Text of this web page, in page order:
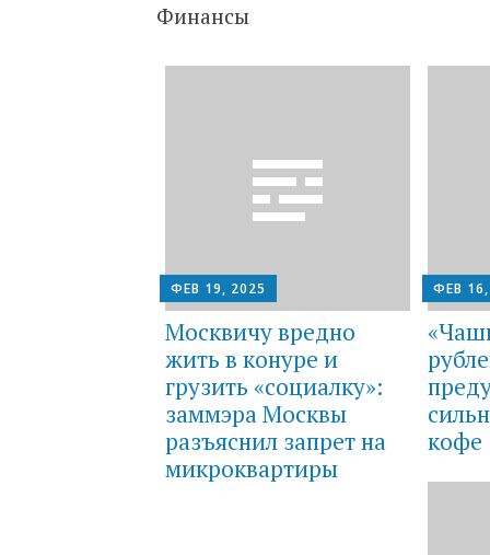
Финансы
ФЕВ 19, 2025
Москвичу вредно
жить в конуре и
грузить «социалку»:
заммэра Москвы
разъяснил запрет на
микроквартиры
ФЕВ
кофе